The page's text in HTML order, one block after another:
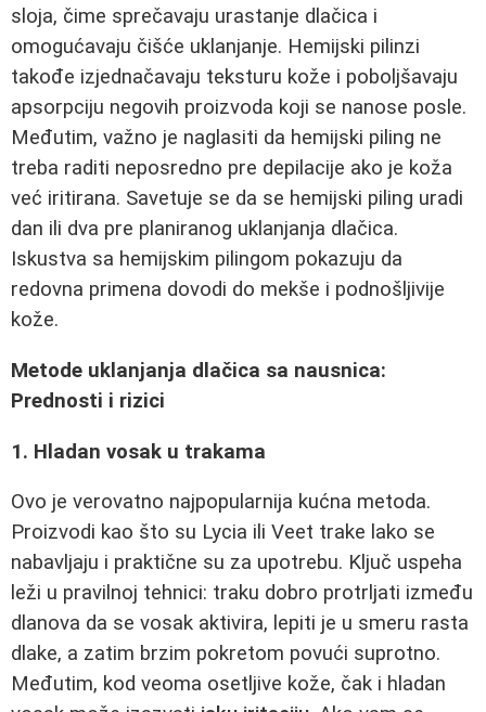
sloja, čime sprečavaju urastanje dlačica i
omogućavaju čišće uklanjanje. Hemijski pilinzi
takođe izjednačavaju teksturu kože i poboljšavaju
apsorpciju negovih proizvoda koji se nanose posle.
Međutim, važno je naglasiti da hemijski piling ne
treba raditi neposredno pre depilacije ako je koža
već iritirana. Savetuje se da se hemijski piling uradi
dan ili dva pre planiranog uklanjanja dlačica.
Iskustva sa hemijskim pilingom pokazuju da
redovna primena dovodi do mekše i podnošljivije
kože.
Metode uklanjanja dlačica sa nausnica:
Prednosti i rizici
1. Hladan vosak u trakama
Ovo je verovatno najpopularnija kućna metoda.
Proizvodi kao što su Lycia ili Veet trake lako se
nabavljaju i praktične su za upotrebu. Ključ uspeha
leži u pravilnoj tehnici: traku dobro protrljati između
dlanova da se vosak aktivira, lepiti je u smeru rasta
dlake, a zatim brzim pokretom povući suprotno.
Međutim, kod veoma osetljive kože, čak i hladan